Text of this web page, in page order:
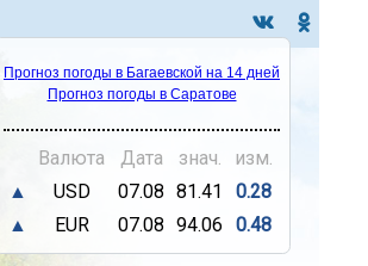
Прогноз погоды в Багаевской на 14 дней
Прогноз погоды в Саратове
Валюта Дата знач.
изм.
▲
USD 07.08 81.41
0.28
▲
EUR 07.08 94.06 0.48